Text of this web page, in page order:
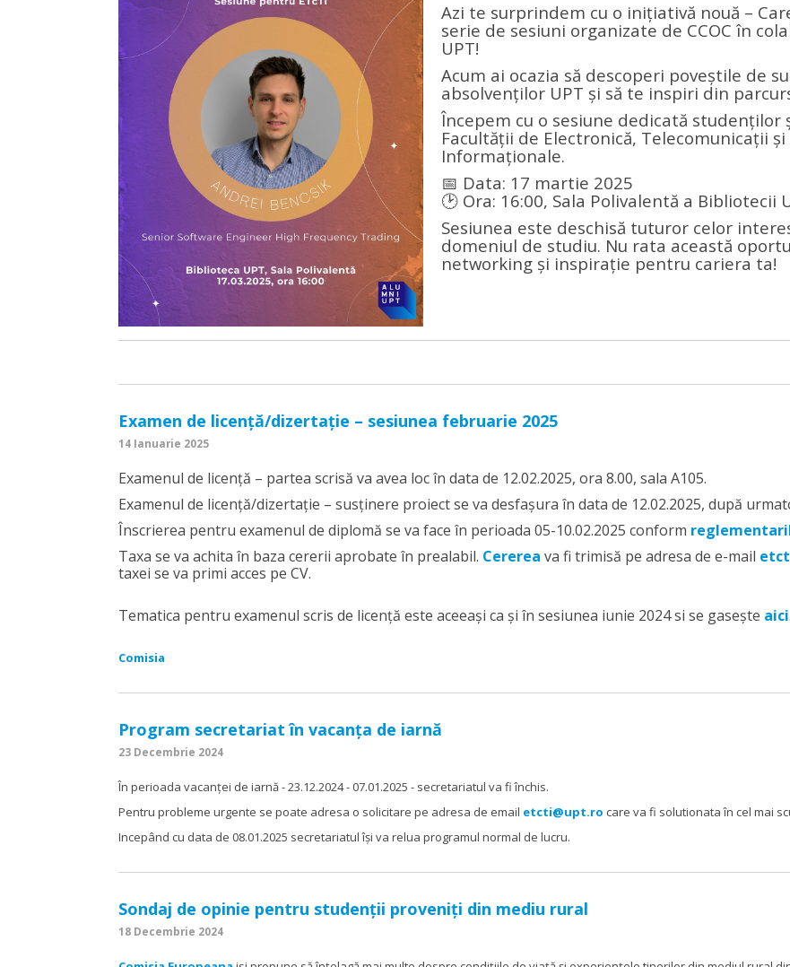
Azi te surprindem cu o inițiativă nouă –
serie de sesiuni organizate de CCOC în
UPT!
Acum ai ocazia să descoperi poveștile de
absolvenților UPT și să te inspiri din
Începem cu o sesiune dedicată studenților
Facultății de Electronică, Telecomunicații
Informaționale.
📅 Data: 17 martie 2025
🕑 Ora: 16:00, Sala Polivalentă a Bibliotecii
Sesiunea este deschisă tuturor celor
domeniul de studiu. Nu rata această
networking și inspirație pentru cariera ta!
Examen de licență/dizertație – sesiunea februarie 2025
14 Ianuarie 2025
Examenul de licență – partea scrisă va avea loc în data de 12.02.2025, ora 8.00, sala A105.
Examenul de licență/dizertație – susținere proiect se va desfașura în data de 12.02.2025, după
Înscrierea pentru examenul de diplomă se va face în perioada 05-10.02.2025 conform
Taxa se va achita în baza cererii aprobate în prealabil. Cererea va fi trimisă pe adresa de e-mail
taxei se va primi acces pe CV.
Tematica pentru examenul scris de licență este aceeași ca și în sesiunea iunie 2024 si se gasește aici.
Comisia
Program secretariat în vacanța de iarnă
23 Decembrie 2024
În perioada vacanței de iarnă - 23.12.2024 - 07.01.2025 - secretariatul va fi închis.
Pentru probleme urgente se poate adresa o solicitare pe adresa de email etcti@upt.ro care va fi solutionata în cel mai
Incepând cu data de 08.01.2025 secretariatul își va relua programul normal de lucru.
Sondaj de opinie pentru studenții proveniți din mediu rural
18 Decembrie 2024